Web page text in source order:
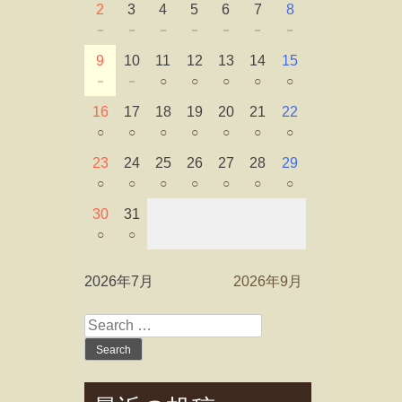
2
－
3
－
4
－
5
－
6
－
7
－
8
－
9
－
10
－
11
○
12
○
13
○
14
○
15
○
16
○
17
○
18
○
19
○
20
○
21
○
22
○
23
○
24
○
25
○
26
○
27
○
28
○
29
○
30
○
31
○
2026年7月 2026年9月
Search
for: